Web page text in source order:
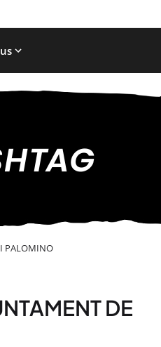
PALOMINO
DE